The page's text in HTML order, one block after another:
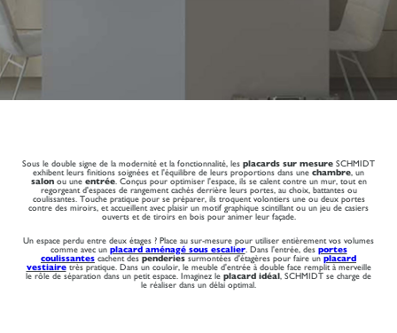
Sous le double signe de la modernité et la fonctionnalité, les placards sur mesure SCHMIDT
exhibent leurs finitions soignées et l'équilibre de leurs proportions dans une chambre , un
salonou une entrée. Conçus pour optimiser l'espace, ils se calent contre un mur, tout en
regorgeant d'espaces de rangement cachés derrière leurs portes, au choix, battantes ou
coulissantes. Touche pratique pour se préparer, ils troquent volontiers une ou deux portes
contre des miroirs, et accueillent avec plaisir un motif graphique scintillant ou un jeu de casiers
ouverts et de tiroirs en bois pour animer leur façade.
Un espace perdu entre deux étages ? Place au sur-mesure pour utiliser entièrement vos volumes
comme avec un placard aménagé sous escalier. Dans l'entrée, des portes
coulissantes cachent des penderies surmontées d'étagères pour faire un placard
vestiairetrès pratique. Dans un couloir, le meuble d'entrée à double face remplit à merveille
le rôle de séparation dans un petit espace. Imaginez le placard idéal , SCHMIDT se charge de
le réaliser dans un délai optimal.